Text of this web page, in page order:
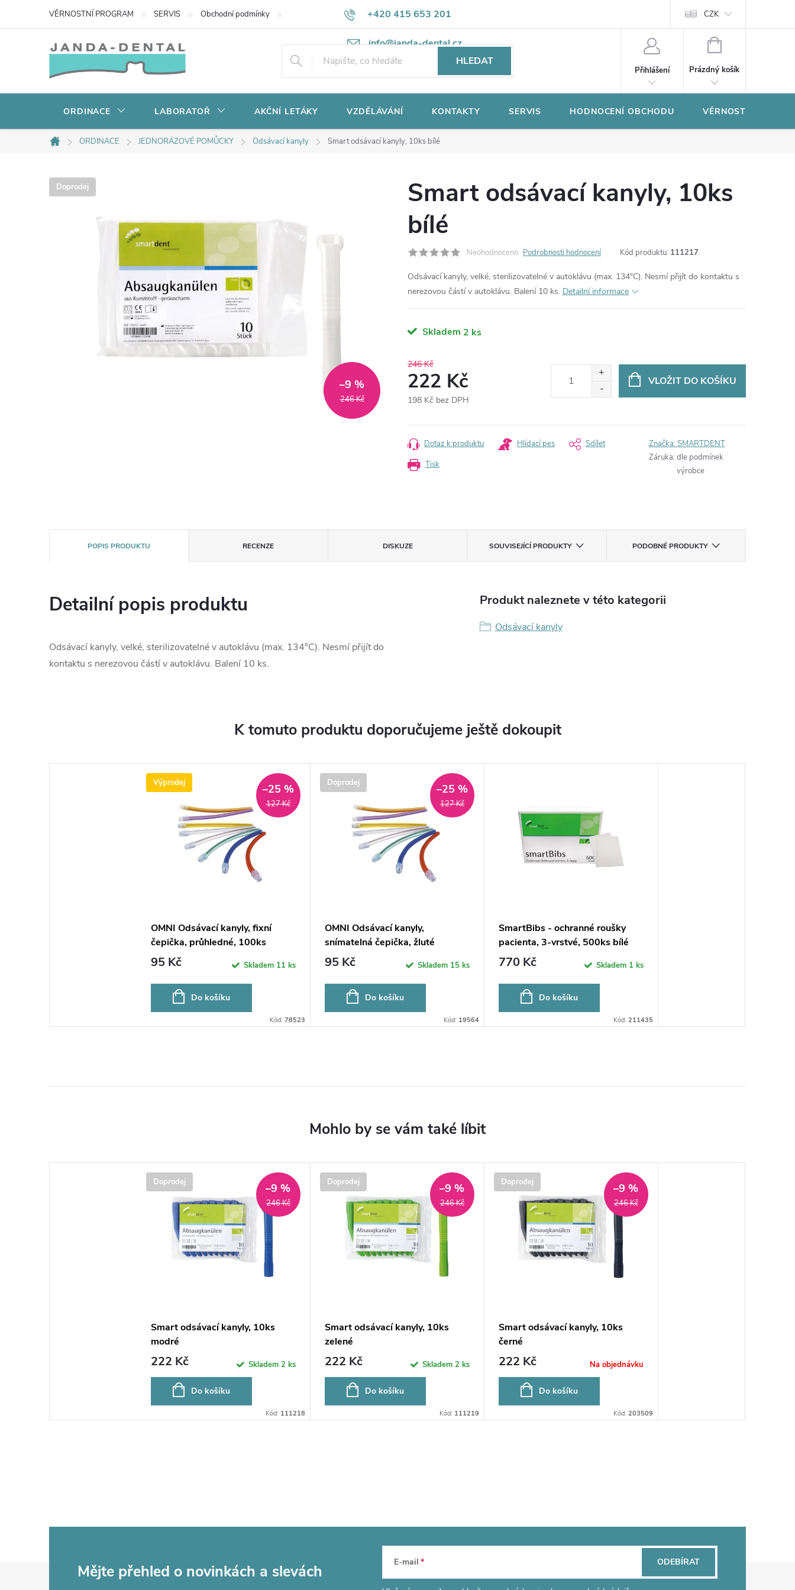
+420 415 653 201
info@janda-dental.cz
VĚRNOSTNÍ PROGRAM SERVIS Obchodní podmínky Potřebujete poradit? Ochrana osobních údajů CZK
HLEDAT
Přihlášení
NÁKUPNÍ
Prázdný košík
ORDINACE LABORATOŘ AKČNÍ LETÁKY VZDĚLÁVÁNÍ KONTAKTY SERVIS HODNOCENÍ OBCHODU VĚRNOSTNÍ
Domů
ORDINACE JEDNORÁZOVÉ POMŮCKY Odsávací kanyly Smart odsávací kanyly, 10ks bílé
Doprodej
246 Kč
–9 %
Smart odsávací kanyly, 10ks
bílé
Neohodnoceno Podrobnosti hodnocení Kód produktu: 111217
Odsávací kanyly, velké, sterilizovatelné v autoklávu (max. 134°C). Nesmí přijít do kontaktu s
nerezovou částí v autoklávu. Balení 10 ks. Detailní informace
Skladem 2 ks
246 Kč
222 Kč
198 Kč bez DPH
cena:
VLOŽIT DO KOŠÍKU
Tisk
Dotaz k produktu Hlídací pes Sdílet Značka:SMARTDENT
Záruka: dle podmínek
výrobce
POPIS PRODUKTU RECENZE DISKUZE SOUVISEJÍCÍ PRODUKTY PODOBNÉ PRODUKTY
Detailní popis produktu
Odsávací kanyly, velké, sterilizovatelné v autoklávu (max. 134°C). Nesmí přijít do
kontaktu s nerezovou částí v autoklávu. Balení 10 ks.
Produkt naleznete v této kategorii
Odsávací kanyly
K tomuto produktu doporučujeme ještě dokoupit
Výprodej
127 Kč
–25 %
OMNI Odsávací kanyly, fixní
čepička, průhledné, 100ks
95 Kč Skladem 11 ks
Do košíku
Kód: 78523
Doprodej
127 Kč
–25 %
OMNI Odsávací kanyly,
snímatelná čepička, žluté
95 Kč Skladem 15 ks
Do košíku
Kód: 19564
SmartBibs - ochranné roušky
pacienta, 3-vrstvé, 500ks bílé
770 Kč Skladem 1 ks
Do košíku
Kód: 211435
Doprodej
246 Kč
–9 %
Smart odsávací kanyly, 10ks
modré
222 Kč Skladem 2 ks
Do košíku
Kód: 111218
Doprodej
246 Kč
–9 %
Smart odsávací kanyly, 10ks
zelené
222 Kč Skladem 2 ks
Do košíku
Kód: 111219
Doprodej
246 Kč
–9 %
Smart odsávací kanyly, 10ks
černé
222 Kč Na objednávku
Do košíku
Kód: 203509
Mějte přehled o novinkách a slevách E-mail ODEBÍRAT